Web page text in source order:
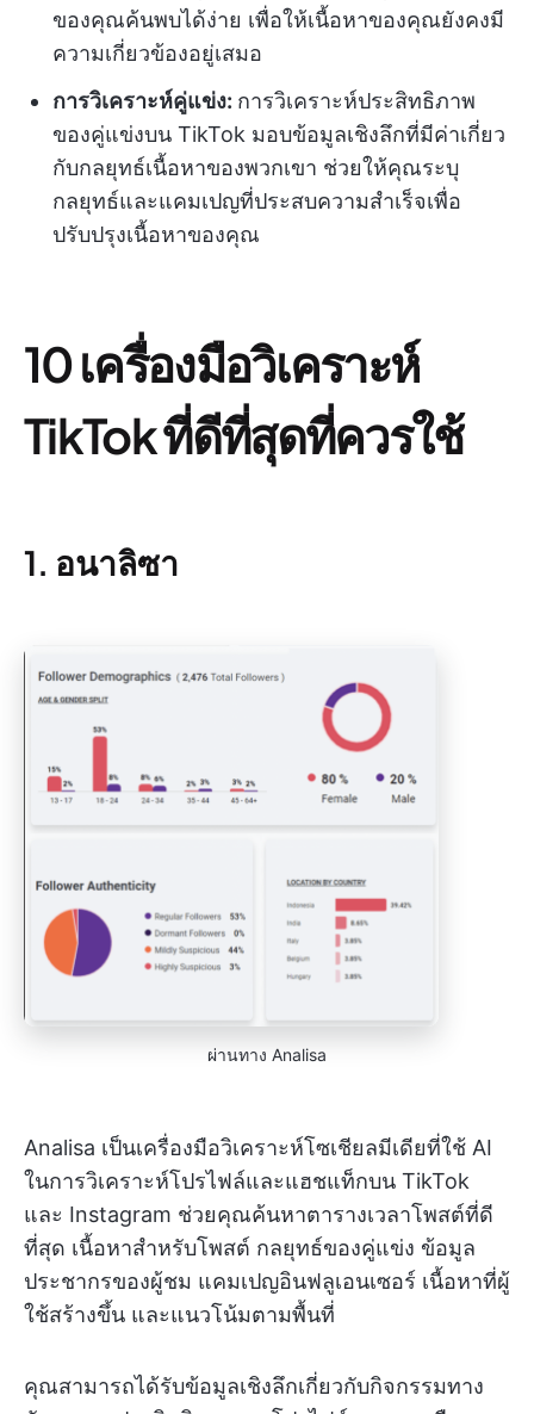
ของคุณค้นพบได้ง่าย เพื่อให้เนื้อหาของคุณยังคงมี
ความเกี่ยวข้องอยู่เสมอ
การวิเคราะห์คู่แข่ง: การวิเคราะห์ประสิทธิภาพ
ของคู่แข่งบน TikTok มอบข้อมูลเชิงลึกที่มีค่าเกี่ยว
กับกลยุทธ์เนื้อหาของพวกเขา ช่วยให้คุณระบุ
กลยุทธ์และแคมเปญที่ประสบความสำเร็จเพื่อ
ปรับปรุงเนื้อหาของคุณ
10 เครื่องมือวิเคราะห์
TikTok ที่ดีที่สุดที่ควรใช้
1. อนาลิซา
ผ่านทาง Analisa
Analisa เป็นเครื่องมือวิเคราะห์โซเชียลมีเดียที่ใช้ AI
ในการวิเคราะห์โปรไฟล์และแฮชแท็กบน TikTok
และ Instagram ช่วยคุณค้นหาตารางเวลาโพสต์ที่ดี
ที่สุด เนื้อหาสำหรับโพสต์ กลยุทธ์ของคู่แข่ง ข้อมูล
ประชากรของผู้ชม แคมเปญอินฟลูเอนเซอร์ เนื้อหาที่ผู้
ใช้สร้างขึ้น และแนวโน้มตามพื้นที่
คุณสามารถได้รับข้อมูลเชิงลึกเกี่ยวกับกิจกรรมทาง